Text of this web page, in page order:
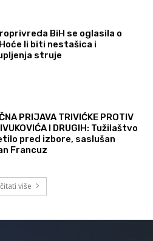
BiH se oglasila o
li biti nestašica i
struje
PRIJAVA TRIVIĆKE PROTIV
I DRUGIH: Tužilaštvo
pred izbore, saslušan
Francuz
više